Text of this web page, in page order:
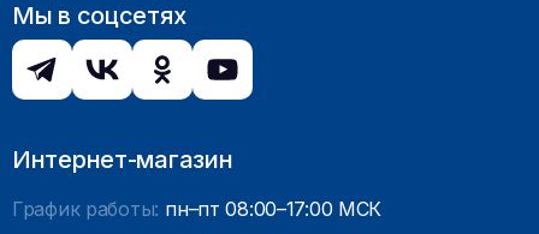
Мы в соцсетях
Интернет-магазин
График работы: пн–пт 08:00–17:00 МСК